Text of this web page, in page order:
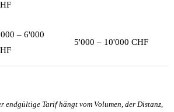
– 6'000
5'000 – 10'000 CHF
endgültige Tarif hängt vom Volumen, der Distanz,